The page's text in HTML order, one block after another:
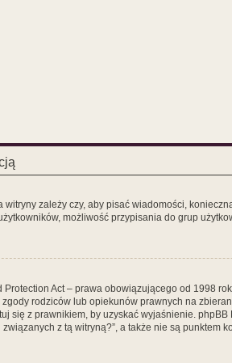
witryny zależy czy, aby pisać wiadomości,
możliwość przypisania do grup
Act – prawa obowiązującego od 1998
rodziców lub opiekunów prawnych na
się z prawnikiem, by uzyskać wyjaśnienie.
z tą witryną?”, a także nie są punktem